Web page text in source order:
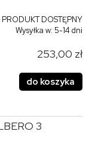
PRODUKT DOSTĘPNY
Wysyłka w:5-14 dni
253,00 zł
do koszyka
3